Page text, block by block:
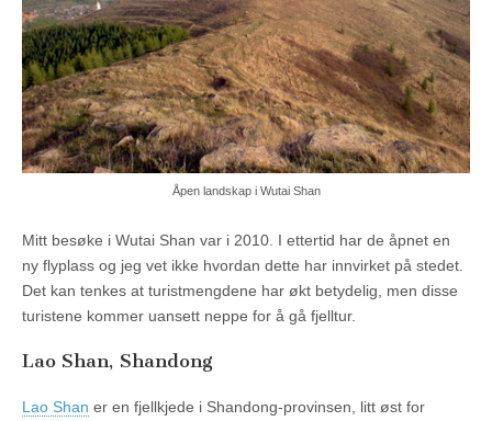
Åpen landskap i Wutai Shan
Mitt besøke i Wutai Shan var i 2010. I ettertid har de åpnet en
ny flyplass og jeg vet ikke hvordan dette har innvirket på stedet.
Det kan tenkes at turistmengdene har økt betydelig, men disse
turistene kommer uansett neppe for å gå fjelltur.
Lao Shan, Shandong
Lao Shan er en fjellkjede i Shandong-provinsen, litt øst for